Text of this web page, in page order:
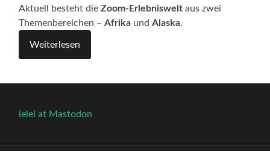
Aktuell besteht dieZoom-Erlebniswelt aus zwei
Themenbereichen –Afrika undAlaska.
Weiterlesen
lelei at Mastodon